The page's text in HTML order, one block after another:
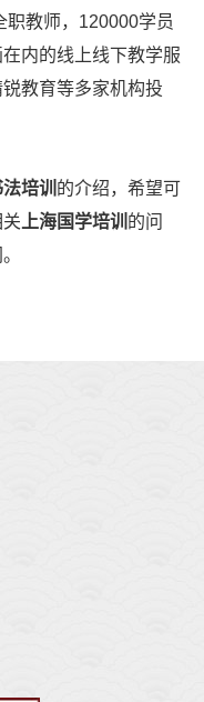
教师，120000学员
内的线上线下教学服
教育等多家机构投
培训 的介绍，希望可
上海国学培训 的问